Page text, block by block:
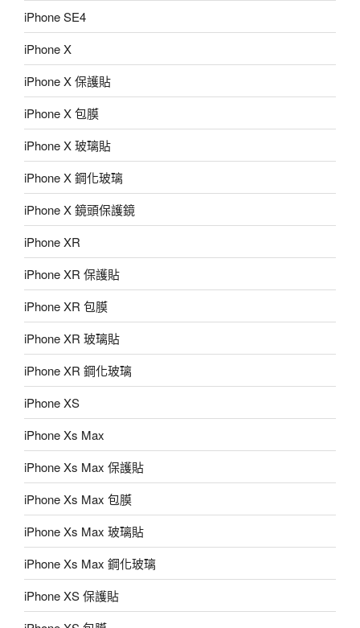
iPhone SE4
iPhone X
iPhone X 保護貼
iPhone X 包膜
iPhone X 玻璃貼
iPhone X 鋼化玻璃
iPhone X 鏡頭保護鏡
iPhone XR
iPhone XR 保護貼
iPhone XR 包膜
iPhone XR 玻璃貼
iPhone XR 鋼化玻璃
iPhone XS
iPhone Xs Max
iPhone Xs Max 保護貼
iPhone Xs Max 包膜
iPhone Xs Max 玻璃貼
iPhone Xs Max 鋼化玻璃
iPhone XS 保護貼